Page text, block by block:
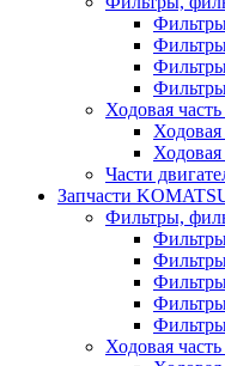
Фильтры
Фильтры
Ходовая
Ходовая
Ходовая
Части
Запчасти
Фильтры,
Фильтры
Фильтры
Фильтры
Ходовая